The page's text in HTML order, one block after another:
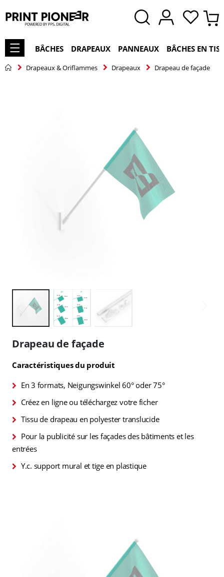
BÂCHES DRAPEAUX PANNEAUX BÂCHES EN
Drapeaux & Oriflammes Drapeaux Drapeau de façade
to
the
of
images
Drapeau de façade
Caractéristiques du produit
En 3 formats, Neigungswinkel 60° oder 75°
Créez en ligne ou téléchargez votre ficher
Tissu de drapeau en polyester translucide
Pour la publicité sur les façades des bâtiments et les
entrées
Y.c. support mural et tige en plastique